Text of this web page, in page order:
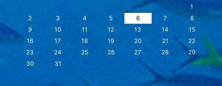
1
2
3 4 5 6 7
8
9
10 11 12 13 14
15
16
17 18 19 20 21
22
23
24 25 26 27 28
29
30
31